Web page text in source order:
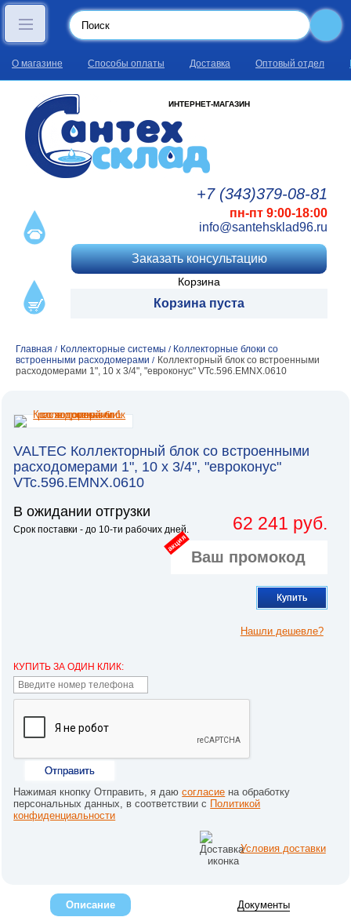
О магазине Способы оплаты Доставка Оптовый отдел
ИНТЕРНЕТ-МАГАЗИН
+7 (343)379-08-81
пн-пт 9:00-18:00
info@santehsklad96.ru
Заказать консультацию
Корзина
Корзина пуста
Главная / Коллекторные системы / Коллекторные блоки со
встроенными расходомерами / Коллекторный блок со встроенными
расходомерами 1", 10 x 3/4", "евроконус" VTc.596.EMNX.0610
VALTEC Коллекторный блок со встроенными
расходомерами 1", 10 x 3/4", "евроконус"
VTc.596.EMNX.0610
В ожидании отгрузки
Срок поставки - до 10-ти рабочих дней. 62 241 руб.
акция
Купить
Нашли дешевле?
КУПИТЬ ЗА ОДИН КЛИК:
Отправить
Нажимая кнопку Отправить, я даюсогласие на обработку
персональных данных, в соответствии с Политикой
конфиденциальности
Условия доставки
Описание Документы